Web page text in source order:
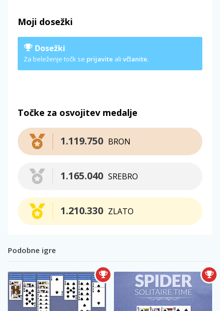
Moji dosežki
Dosežki
Za beleženje točk se prijavite ali včlanite.
Točke za osvojitev medalje
BRON
1.119.750
SREBRO
1.165.040
ZLATO
1.210.330
Podobne igre